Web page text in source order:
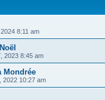
8:11 am
2023 8:45 am
Mondrée
2022 10:27 am